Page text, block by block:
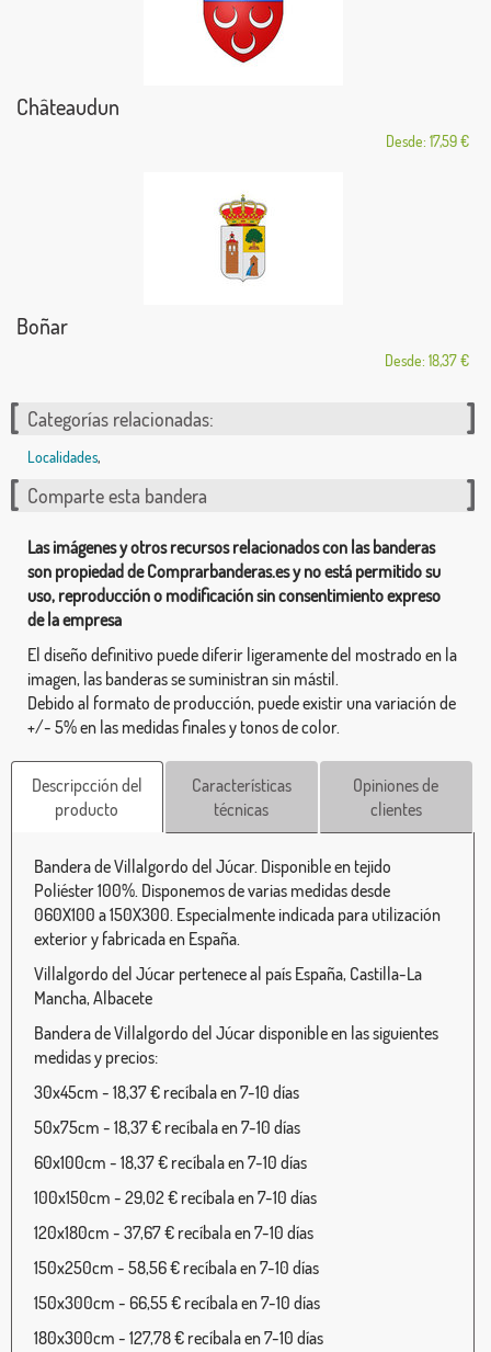
Châteaudun
Desde: 17,59 €
Boñar
Desde: 18,37 €
Categorías relacionadas:
Localidades,
Comparte esta bandera
Las imágenes y otros recursos relacionados con las banderas
son propiedad de Comprarbanderas.es y no está permitido su
uso, reproducción o modificación sin consentimiento expreso
de la empresa
El diseño definitivo puede diferir ligeramente del mostrado en la
imagen, las banderas se suministran sin mástil.
Debido al formato de producción, puede existir una variación de
+/- 5% en las medidas finales y tonos de color.
Descripcción del
producto
Características
técnicas
Opiniones de
clientes
Bandera de Villalgordo del Júcar. Disponible en tejido
Poliéster 100%. Disponemos de varias medidas desde
060X100 a 150X300. Especialmente indicada para utilización
exterior y fabricada en España.
Villalgordo del Júcar pertenece al país España, Castilla-La
Mancha, Albacete
Bandera de Villalgordo del Júcar disponible en las siguientes
medidas y precios:
30x45cm - 18,37 € recíbala en 7-10 días
50x75cm - 18,37 € recíbala en 7-10 días
60x100cm - 18,37 € recíbala en 7-10 días
100x150cm - 29,02 € recíbala en 7-10 días
120x180cm - 37,67 € recíbala en 7-10 días
150x250cm - 58,56 € recíbala en 7-10 días
150x300cm - 66,55 € recíbala en 7-10 días
180x300cm - 127,78 € recíbala en 7-10 días